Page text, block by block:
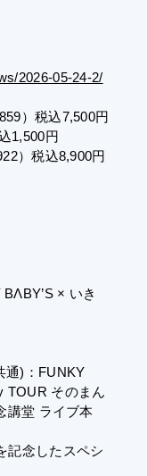
2026-05-24-2/
）税込7,500円
1,500円
）税込8,900円
× いき
通)：FUNKY
TOUR そのまん
講堂 ライブ本
記念したスペシ